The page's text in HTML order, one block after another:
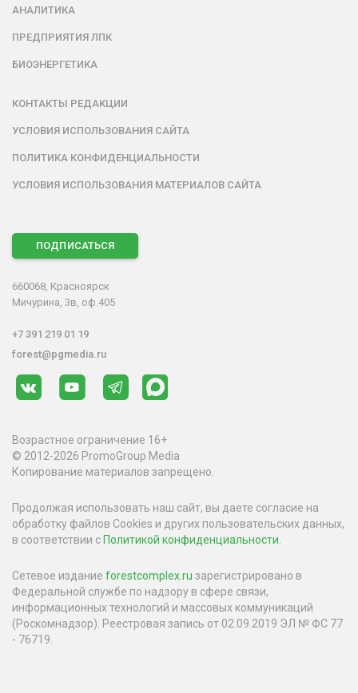
АНАЛИТИКА
ПРЕДПРИЯТИЯ ЛПК
БИОЭНЕРГЕТИКА
КОНТАКТЫ РЕДАКЦИИ
УСЛОВИЯ ИСПОЛЬЗОВАНИЯ САЙТА
ПОЛИТИКА КОНФИДЕНЦИАЛЬНОСТИ
УСЛОВИЯ ИСПОЛЬЗОВАНИЯ МАТЕРИАЛОВ САЙТА
ПОДПИСАТЬСЯ
660068, Красноярск
Мичурина, 3в, оф.405
+7 391 219 01 19
forest@pgmedia.ru
Возрастное ограничение 16+
© 2012-2026 PromoGroup Media
Копирование материалов запрещено.
Продолжая использовать наш сайт, вы даете согласие на
обработку файлов Cookies и других пользовательских данных,
в соответствии с Политикой конфиденциальности
Сетевое издание forestcomplex.ru зарегистрировано в
Федеральной службе по надзору в сфере связи,
информационных технологий и массовых коммуникаций
(Роскомнадзор). Реестровая запись от 02.09.2019 ЭЛ № ФС 77
- 76719.